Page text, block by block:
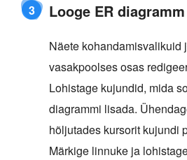
3 Looge ER diagramm
Näete kohandamisvalikuid
vasakpoolses osas
Lohistage kujundid, mida
diagrammi lisada.
hõljutades kursorit kujundi
Märkige linnuke ja